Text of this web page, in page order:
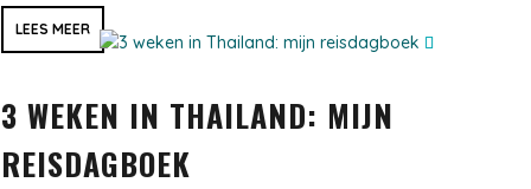
LEES MEER
3 WEKEN IN THAILAND: MIJN
REISDAGBOEK